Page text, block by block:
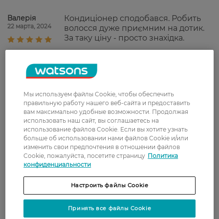
Валерія
22 марта, 2024
Кондиціонер сподобався. Робить
волосся дуже приємним на дотик.
За таку ціну - просто знахідка.
29 ноября, 2023
понравилось качество и аромат,
волосы приятные после
Ірина
21 октября, 2023
хороший кондиціонер без
силіконовий
Показати ще
Доставка
Новая почта
Мы используем файлы Cookie, чтобы обеспечить
правильную работу нашего веб-сайта и предоставить
вам максимально удобные возможности. Продолжая
использовать наш сайт, вы соглашаетесь на
использование файлов Cookie. Если вы хотите узнать
больше об использовании нами файлов Cookie и/или
изменить свои предпочтения в отношении файлов
Cookie, пожалуйста, посетите страницу Политика
конфиденциальности
Настроить файлы Cookie
Принять все файлы Cookie